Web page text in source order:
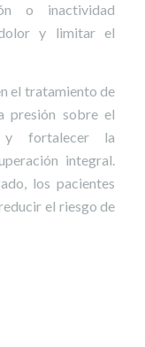
o inactividad
y limitar el
el tratamiento de
presión sobre el
y fortalecer la
integral.
los pacientes
el riesgo de